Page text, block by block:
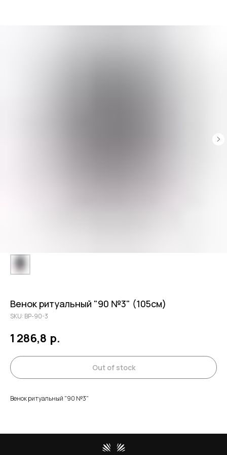
Венок ритуальный "90 №3" (105см)
SKU: ВР-90-3
1 286,8 р.
Out of stock
Венок ритуальный "90 №3"